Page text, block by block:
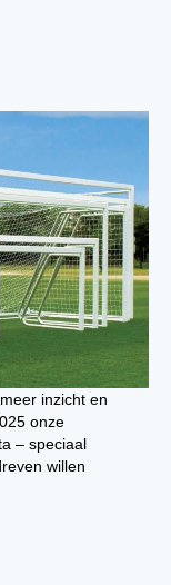
inzicht en
onze
– speciaal
willen